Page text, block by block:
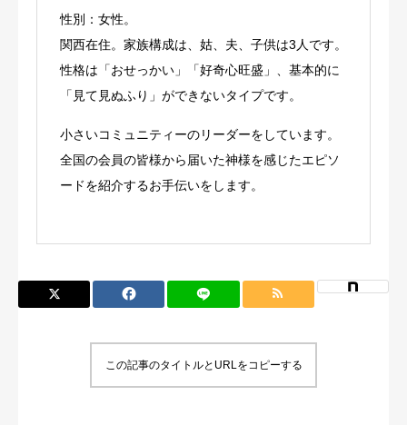
性別：女性。
関西在住。家族構成は、姑、夫、子供は3人です。
性格は「おせっかい」「好奇心旺盛」、基本的に
「見て見ぬふり」ができないタイプです。
小さいコミュニティーのリーダーをしています。
全国の会員の皆様から届いた神様を感じたエピソ
ードを紹介するお手伝いをします。
この記事のタイトルとURLをコピーする